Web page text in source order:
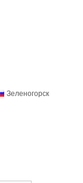
Зеленогорск